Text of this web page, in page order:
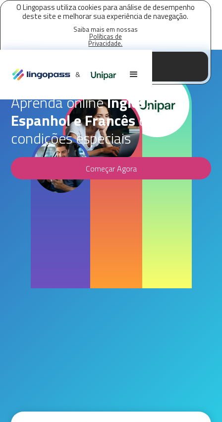
O Lingopass utiliza cookies para análise de desempenho
deste site e melhorar sua experiência de navegação.
Saiba mais em nossas
Políticas de
Privacidade.
&
Parceria Lingopass, Unipar
Aprenda onlineInglês,
Espanhol e Francêscom
condições especiais
Começar Agora